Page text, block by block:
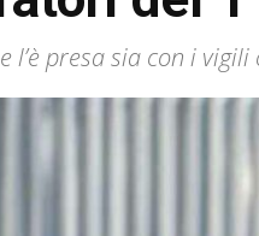
l’è presa sia con i